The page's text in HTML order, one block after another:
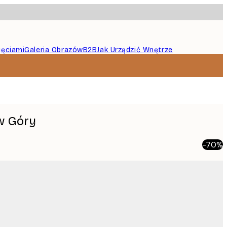
Galeria ObrazówB2BJak Urządzić Wnętrze
Góry
-70%